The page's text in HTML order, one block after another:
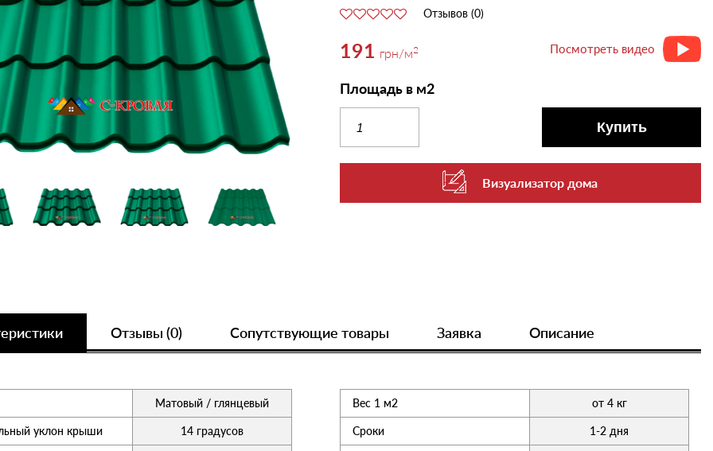
Отзывов (0)
191 грн/м2 Посмотреть видео
Площадь в м2
Купить
Визуализатор дома
Отзывы (0) Сопутствующие товары Заявка Описание
Матовый / глянцевый Вес 1 м2 от 4 кг
уклон крыши 14 градусов Сроки 1-2 дня